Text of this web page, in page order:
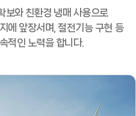
보와 친환경 냉매 사용으로
에 앞장서며, 절전기능 구현 등
적인 노력을 합니다.